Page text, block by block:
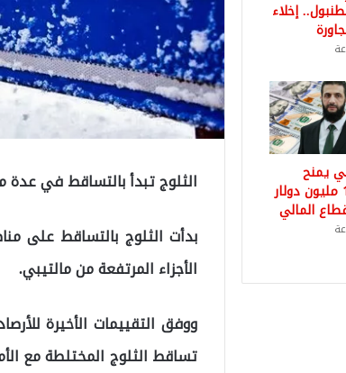
الثلوج تبدأ بالتساقط في
بدأت الثلوج بالتساقط على
الأجزاء المرتفعة من مالتيبي.
ووفق التقييمات الأخيرة
تساقط الثلوج المختلطة مع
إخلاء
يمنح
سوريا 100 مليون دولار
المالي